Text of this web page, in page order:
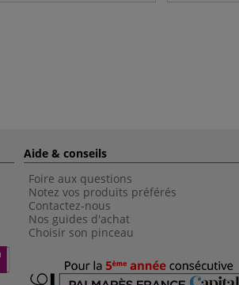
Aide & conseils
Foire aux questions
Notez vos produits préférés
Contactez-nous
Nos guides d'achat
Choisir son pinceau